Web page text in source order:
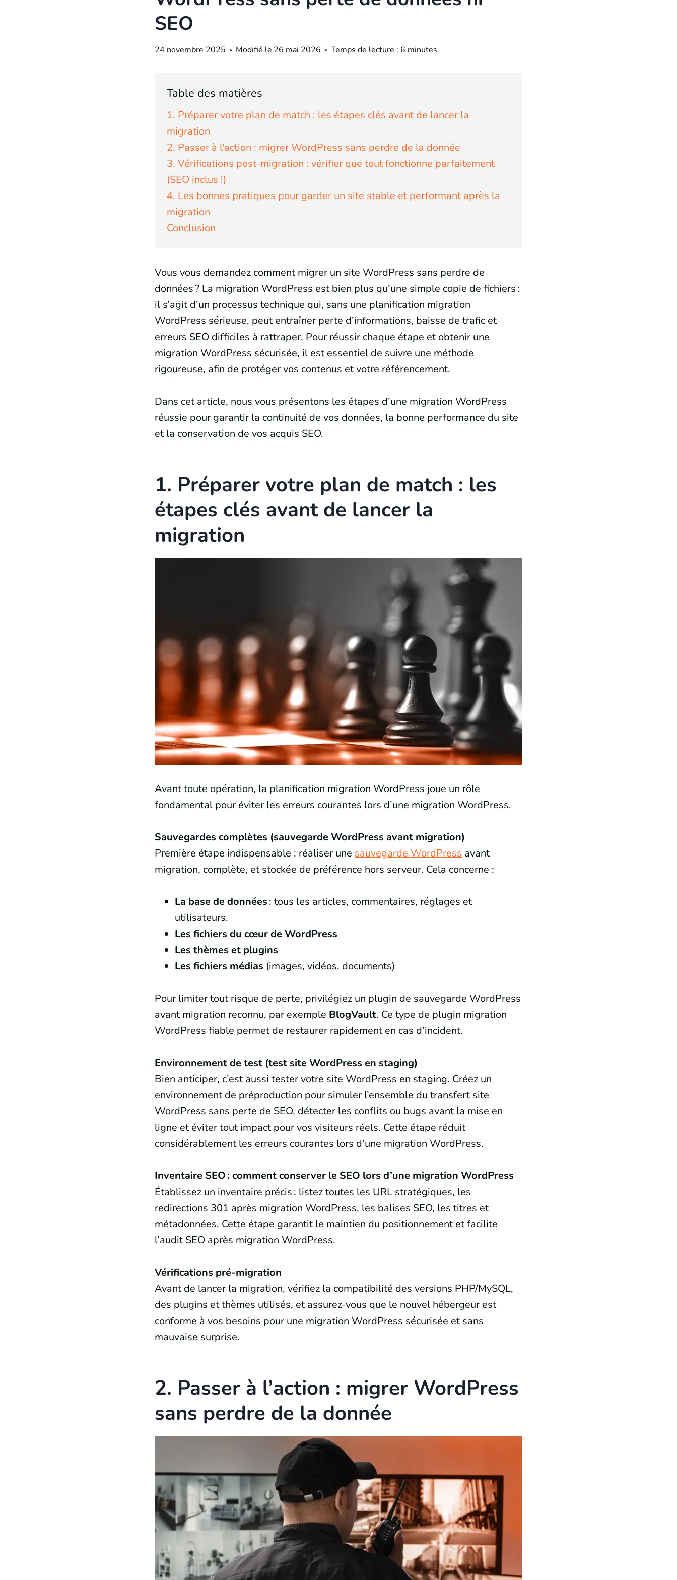
SEO
24 novembre 2025 Modifié le 26 mai 2026 Temps de lecture : 6 minutes
Table des matières
1. Préparer votre plan de match : les étapes clés avant de lancer la
migration
2. Passer à l'action : migrer WordPress sans perdre de la donnée
3. Vérifications post-migration : vérifier que tout fonctionne parfaitement
(SEO inclus !)
4. Les bonnes pratiques pour garder un site stable et performant après la
migration
Conclusion
Vous vous demandez comment migrer un site WordPress sans perdre de
données ? La migration WordPress est bien plus qu’une simple copie de fichiers :
il s’agit d’un processus technique qui, sans une planification migration
WordPress sérieuse, peut entraîner perte d’informations, baisse de trafic et
erreurs SEO difficiles à rattraper. Pour réussir chaque étape et obtenir une
migration WordPress sécurisée, il est essentiel de suivre une méthode
rigoureuse, afin de protéger vos contenus et votre référencement.
Dans cet article, nous vous présentons les étapes d’une migration WordPress
réussie pour garantir la continuité de vos données, la bonne performance du site
et la conservation de vos acquis SEO.
1. Préparer votre plan de match : les
étapes clés avant de lancer la
migration
Avant toute opération, la planification migration WordPress joue un rôle
fondamental pour éviter les erreurs courantes lors d’une migration WordPress.
Sauvegardes complètes (sauvegarde WordPress avant migration)
Première étape indispensable : réaliser une sauvegarde WordPress avant
migration, complète, et stockée de préférence hors serveur. Cela concerne :
La base de données: tous les articles, commentaires, réglages et
utilisateurs.
Les fichiers du cœur de WordPress
Les thèmes et plugins
Les fichiers médias (images, vidéos, documents)
Pour limiter tout risque de perte, privilégiez un plugin de sauvegarde WordPress
avant migration reconnu, par exemple BlogVault. Ce type de plugin migration
WordPress fiable permet de restaurer rapidement en cas d’incident.
Environnement de test (test site WordPress en staging)
Bien anticiper, c’est aussi tester votre site WordPress en staging. Créez un
environnement de préproduction pour simuler l’ensemble du transfert site
WordPress sans perte de SEO, détecter les conflits ou bugs avant la mise en
ligne et éviter tout impact pour vos visiteurs réels. Cette étape réduit
considérablement les erreurs courantes lors d’une migration WordPress.
Inventaire SEO : comment conserver le SEO lors d’une migration WordPress
Établissez un inventaire précis : listez toutes les URL stratégiques, les
redirections 301 après migration WordPress, les balises SEO, les titres et
métadonnées. Cette étape garantit le maintien du positionnement et facilite
l’audit SEO après migration WordPress.
Vérifications pré-migration
Avant de lancer la migration, vérifiez la compatibilité des versions PHP/MySQL,
des plugins et thèmes utilisés, et assurez-vous que le nouvel hébergeur est
conforme à vos besoins pour une migration WordPress sécurisée et sans
mauvaise surprise.
2. Passer à l’action : migrer WordPress
sans perdre de la donnée